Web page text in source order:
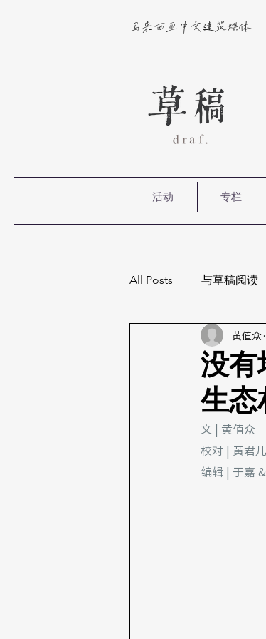
马来西亚中文建筑媒体
活动 专栏
All Posts 与草稿阅读
没有
生
黄值众
文 | 黄值众
校对 | 黄君儿
编辑 | 于嘉